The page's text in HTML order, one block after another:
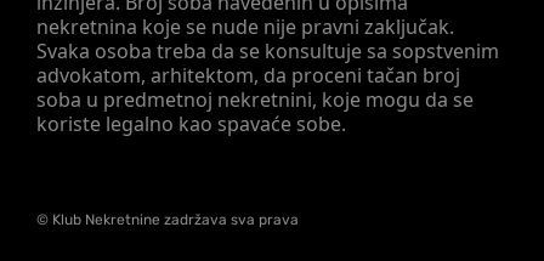
nekretnina koje se nude nije pravni zaključak.
Svaka osoba treba da se konsultuje sa sopstvenim
advokatom, arhitektom, da proceni tačan broj
soba u predmetnoj nekretnini, koje mogu da se
koriste legalno kao spavaće sobe.
© Klub Nekretnine zadržava sva prava